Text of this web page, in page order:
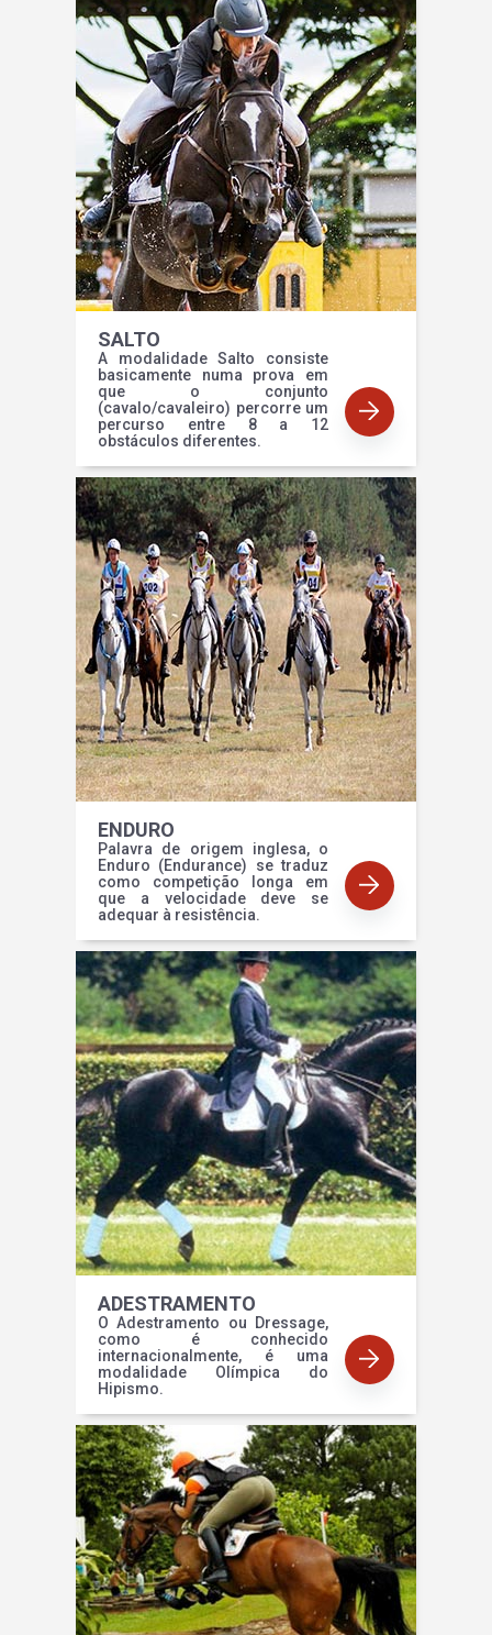
SALTO
A modalidade Salto consiste
basicamente numa prova em
que o conjunto
(cavalo/cavaleiro) percorre um
percurso entre 8 a 12
obstáculos diferentes.
ENDURO
Palavra de origem inglesa, o
Enduro (Endurance) se traduz
como competição longa em
que a velocidade deve se
adequar à resistência.
ADESTRAMENTO
O Adestramento ou Dressage,
como é conhecido
internacionalmente, é uma
modalidade Olímpica do
Hipismo.